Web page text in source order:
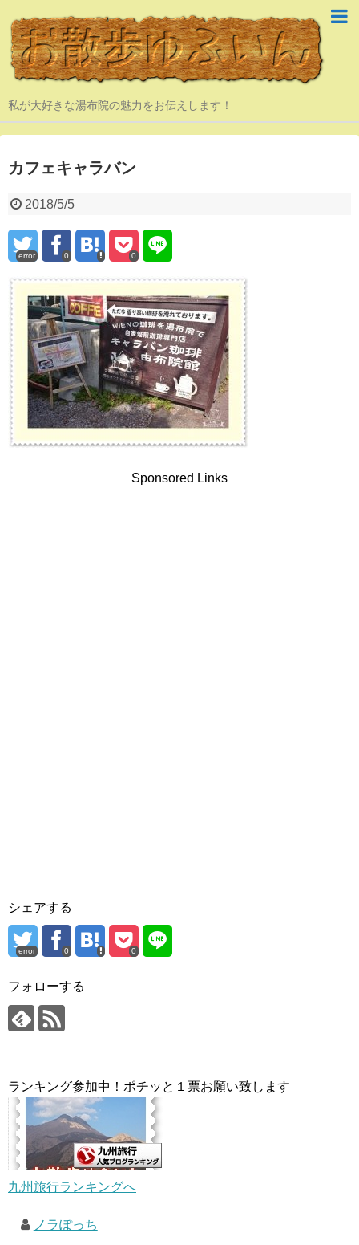
私が大好きな湯布院の魅力をお伝えします！
カフェキャラバン
2018/5/5
error 0 0
Sponsored Links
シェアする
error 0 0
フォローする
ランキング参加中！ポチッと１票お願い致します
九州旅行ランキングへ
ノラぽっち